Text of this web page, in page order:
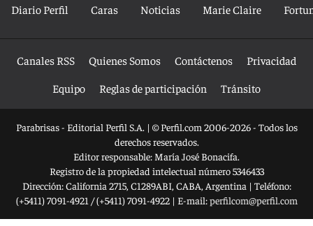
Diario Perfil Caras Noticias Marie Claire
Canales RSS Quienes Somos Contáctenos
Privacidad
Equipo
Reglas de participación Tránsito
Parabrisas - Editorial Perfil S.A. | © Perfil.com 2006-2026 - Todos los
derechos reservados.
Editor responsable: María José Bonacifa.
Registro de la propiedad intelectual número 5346433
Dirección:California 2715, C1289ABI, CABA, Argentina | Teléfono:
(+5411) 7091-4921 /(+5411) 7091-4922| E-mail:perfilcom@perfil.com